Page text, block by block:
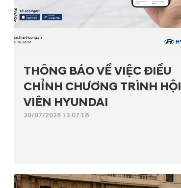
THÔNG BÁO VỀ VIỆC ĐIỀU
CHỈNH CHƯƠNG TRÌNH HỘI
VIÊN HYUNDAI
30/07/2026 13:07:18